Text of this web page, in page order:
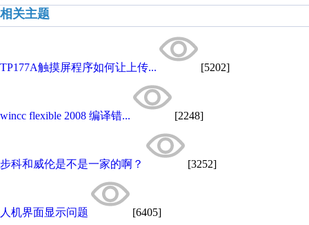
相关主题
TP177A触摸屏程序如何让上传... [5202]
wincc flexible 2008 编译错... [2248]
步科和威伦是不是一家的啊？ [3252]
人机界面显示问题 [6405]